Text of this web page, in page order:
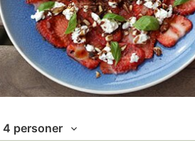
4 personer